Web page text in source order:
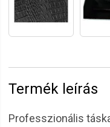
Termék leírás
Professzionális